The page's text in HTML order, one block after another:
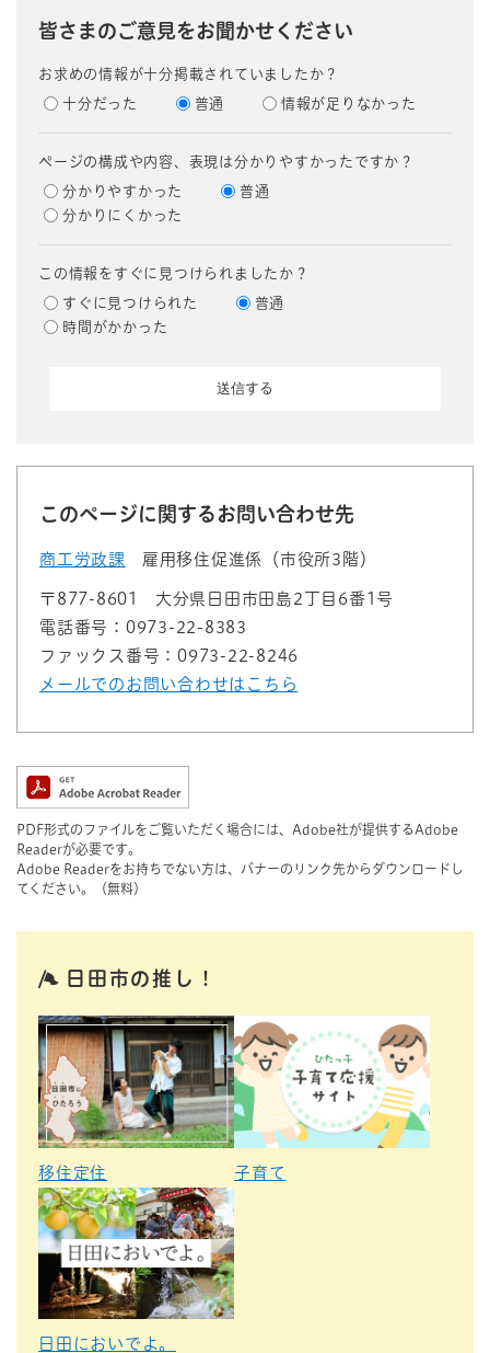
皆さまのご意見をお聞かせください
お求めの情報が十分掲載されていましたか？
十分だった 普通 情報が足りなかった
ページの構成や内容、表現は分かりやすかったですか？
分かりやすかった
普通
分かりにくかった
この情報をすぐに見つけられましたか？
すぐに見つけられた
普通
時間がかかった
このページに関するお問い合わせ先
商工労政課 雇用移住促進係（市役所3階）
〒877-8601
大分県日田市田島2丁目6番1号
電話番号：0973-22-8383
ファックス番号：0973-22-8246
メールでのお問い合わせはこちら
PDF形式のファイルをご覧いただく場合には、Adobe社が提供するAdobe
Readerが必要です。
Adobe Readerをお持ちでない方は、バナーのリンク先からダウンロードし
てください。（無料）
日田市の推し！
移住定住 子育て
日田においでよ。